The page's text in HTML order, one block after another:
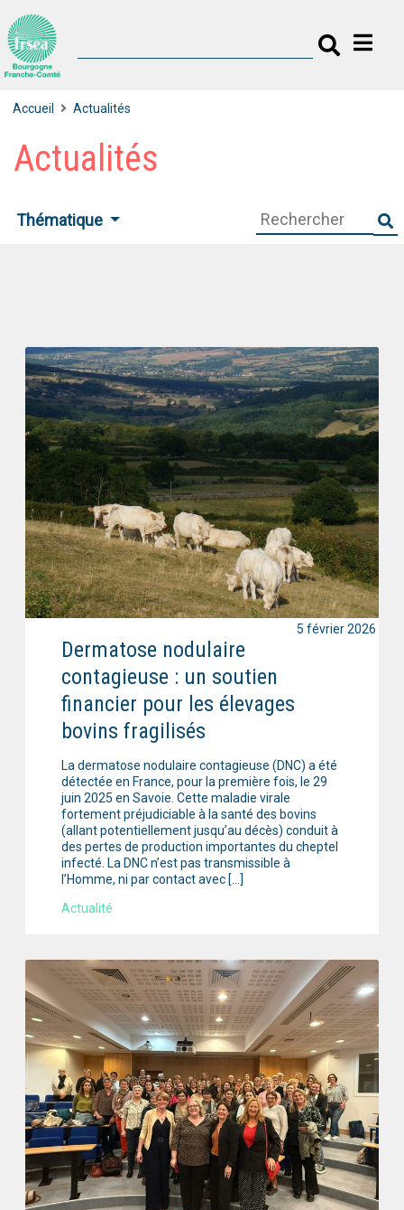
Accueil Actualités
Actualités
Thématique
Dermatose nodulaire
contagieuse : un soutien
financier pour les élevages
bovins fragilisés
La dermatose nodulaire contagieuse (DNC) a été
détectée en France, pour la première fois, le 29
juin 2025 en Savoie. Cette maladie virale
fortement préjudiciable à la santé des bovins
(allant potentiellement jusqu’au décès) conduit à
des pertes de production importantes du cheptel
infecté. La DNC n’est pas transmissible à
l’Homme, ni par contact avec […]
Actualité
5 février 2026